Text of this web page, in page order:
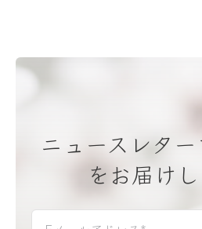
ニュースレタ
をお届けし